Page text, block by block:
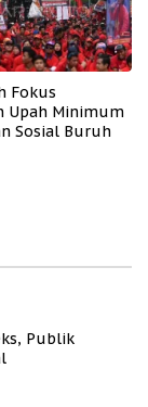
Fokus
Upah Minimum
Sosial Buruh
Publik